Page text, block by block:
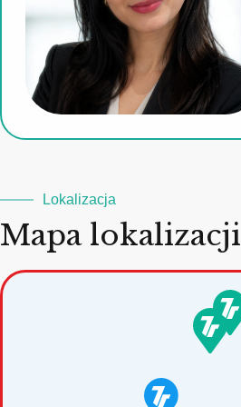
Lokalizacja
Mapa lokalizacji